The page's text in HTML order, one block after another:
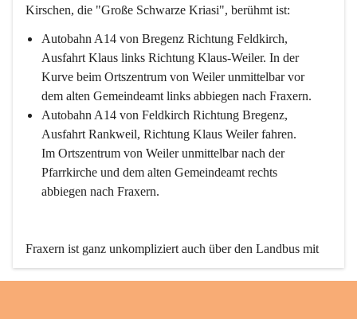
Kirschen, die "Große Schwarze Kriasi", berühmt ist:
Autobahn A14 von Bregenz Richtung Feldkirch,
Ausfahrt Klaus links Richtung Klaus-Weiler. In der
Kurve beim Ortszentrum von Weiler unmittelbar vor
dem alten Gemeindeamt links abbiegen nach Fraxern.
Autobahn A14 von Feldkirch Richtung Bregenz,
Ausfahrt Rankweil, Richtung Klaus Weiler fahren.
Im Ortszentrum von Weiler unmittelbar nach der
Pfarrkirche und dem alten Gemeindeamt rechts
abbiegen nach Fraxern.
Fraxern ist ganz unkompliziert auch über den Landbus mit
den öffentlichen Verkehrsmitteln zu erreichen. Die Linie